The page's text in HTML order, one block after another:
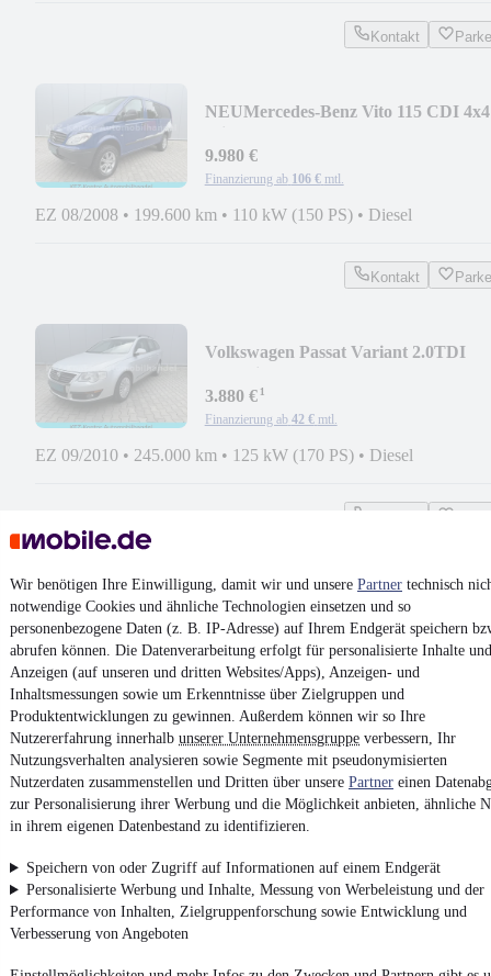
Wir benötigen Ihre Einwilligung, damit wir und unsere Partner technisch
notwendige Cookies und ähnliche Technologien einsetzen und so
personenbezogene Daten (z. B. IP-Adresse) auf Ihrem Endgerät speichern
abrufen können. Die Datenverarbeitung erfolgt für personalisierte Inhalte und
Anzeigen (auf unseren und dritten Websites/Apps), Anzeigen- und
Inhaltsmessungen sowie um Erkenntnisse über Zielgruppen und
Produktentwicklungen zu gewinnen. Außerdem können wir so Ihre
Nutzererfahrung innerhalb unserer Unternehmensgruppe verbessern, Ihr
Nutzungsverhalten analysieren sowie Segmente mit pseudonymisierten
Nutzerdaten zusammenstellen und Dritten über unsere Partner einen
zur Personalisierung ihrer Werbung und die Möglichkeit anbieten, ähnliche
in ihrem eigenen Datenbestand zu identifizieren.
Speichern von oder Zugriff auf Informationen auf einem Endgerät
Personalisierte Werbung und Inhalte, Messung von Werbeleistung und der
Performance von Inhalten, Zielgruppenforschung sowie Entwicklung und
Verbesserung von Angeboten
Kontakt
NEUMercedes-Benz Vito 115 CDI 4x4
9.980 €
Finanzierung ab 106 € mtl.
EZ 08/2008 • 199.600 km • 110 kW (150 PS) • Diesel
Kontakt
Volkswagen Passat Variant 2.0TDI
3.880 €¹
Finanzierung ab 42 € mtl.
EZ 09/2010 • 245.000 km • 125 kW (170 PS) • Diesel
MwSt. ausweisbar
4.6 Sterne
Nutze mobile.de schnell und einfach
App installieren
Impressum
AGB
Datenschutz
Datenschutzeinstellungen